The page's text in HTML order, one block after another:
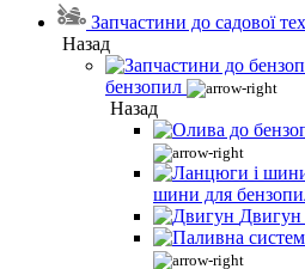
Запчастини до садової
Назад
бензопил
Назад
шини для
Двигун